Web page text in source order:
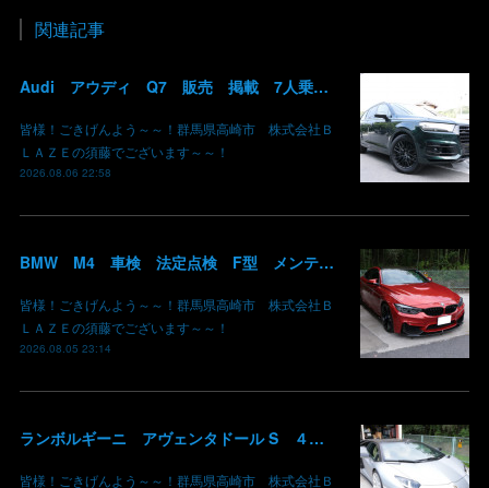
関連記事
Audi アウディ Q7 販売 掲載 7人乗り リアモニター サンルーフ 車検整備2年付き 群馬 高崎
皆様！ごきげんよう～～！群馬県高崎市 株式会社Ｂ
ＬＡＺＥの須藤でございます～～！
2026.08.06 22:58
BMW M4 車検 法定点検 F型 メンテナンス ロアアーム 交換 群馬 高崎
皆様！ごきげんよう～～！群馬県高崎市 株式会社Ｂ
ＬＡＺＥの須藤でございます～～！
2026.08.05 23:14
ランボルギーニ アヴェンタドール S ４輪操舵チェックランプ点灯 修理入庫 群馬県高崎市 株式会社BLAZE
皆様！ごきげんよう～～！群馬県高崎市 株式会社Ｂ